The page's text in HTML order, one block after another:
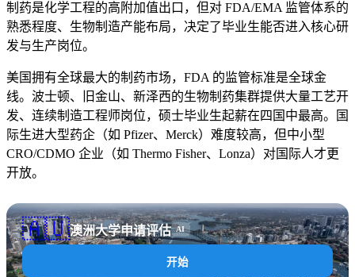
制药是化学工程的高附加值出口，但对 FDA/EMA 监管体系的
熟悉程度、生物制造产能布局，决定了毕业生能否进入核心研
发与生产岗位。
美国拥有全球最大的制药市场，FDA 的监管标准是全球金
线。波士顿、旧金山、新泽西的生物制药集群提供大量工艺开
发、连续制造工程师岗位，硕士毕业生起薪在四国中最高。国
际生进大型药企（如 Pfizer、Merck）难度较高，但中小型
CRO/CDMO 企业（如 Thermo Fisher、Lonza）对国际人才更
开放。
🇦🇺澳洲大学申请评估 AI
开始